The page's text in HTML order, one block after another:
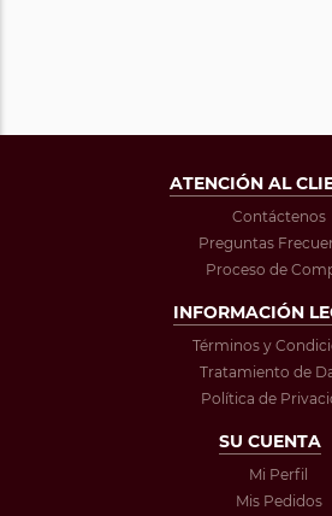
ATENCIÓN AL
Contáctenos
Preguntas
Proceso de
INFORMACIÓN
Términos y
Tratamiento de
Política de
SU CUENTA
Mi Perfil
Mis Pedidos